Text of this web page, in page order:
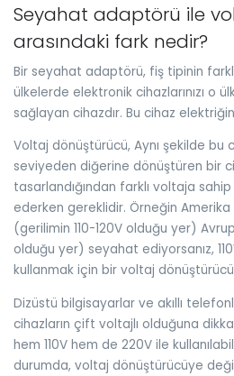
Seyahat adaptörü ile
arasındaki fark nedir?
Bir seyahat adaptörü, fiş tipinin
ülkelerde elektronik cihazlarınızı o
sağlayan cihazdır. Bu cihaz
Voltaj dönüştürücü, Aynı şekilde bu
seviyeden diğerine dönüştüren bir
tasarlandığından farklı voltaja
ederken gereklidir. Örneğin
(gerilimin 110-120V olduğu yer)
olduğu yer) seyahat ediyorsanız,
kullanmak için bir voltaj
Dizüstü bilgisayarlar ve akıllı
cihazların çift voltajlı olduğuna
hem 110V hem de 220V ile
durumda, voltaj dönüştürücüye